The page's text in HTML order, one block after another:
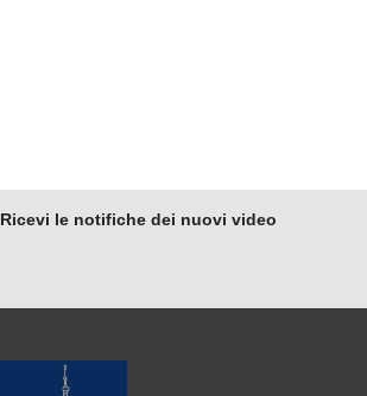
Ricevi le notifiche dei nuovi video